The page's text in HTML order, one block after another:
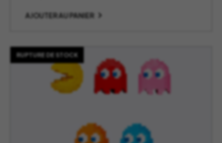
AJOUTER AU PANIER
RUPTURE DE STOCK